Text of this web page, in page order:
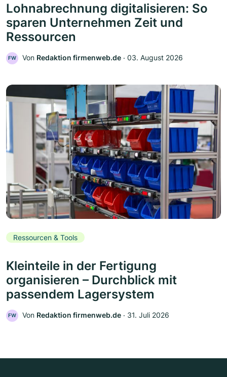
Lohnabrechnung digitalisieren: So
sparen Unternehmen Zeit und
Ressourcen
FW Von Redaktion firmenweb.de ‧ 03. August 2026
Ressourcen & Tools
Kleinteile in der Fertigung
organisieren – Durchblick mit
passendem Lagersystem
FW Von Redaktion firmenweb.de ‧ 31. Juli 2026